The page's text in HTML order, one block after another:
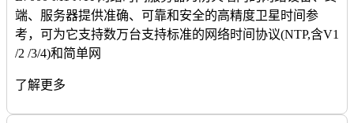
端、服务器提供准确、可靠和安全的高精度卫星时间参
考，可为它支持数万台支持标准的网络时间协议(NTP,含V1
/2 /3/4)和简单网
了解更多